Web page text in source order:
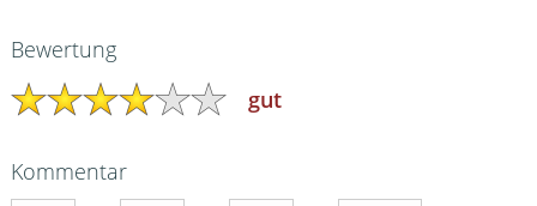
Bewertung
gut
Kommentar